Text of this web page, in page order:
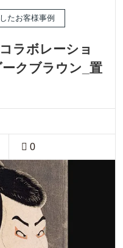
たお客様事例
ラボレーショ
クブラウン_置
0